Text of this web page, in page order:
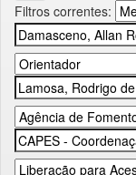
Filtros correntes: